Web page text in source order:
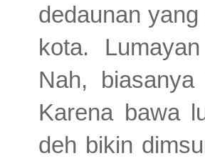
dedaunan
kota.
Nah,
Karena bawa
deh bikin